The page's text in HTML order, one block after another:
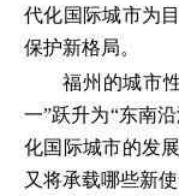
代化国际城市为
保护新格局。
福州的城市
一”跃升为“东南
化国际城市的发
又将承载哪些新